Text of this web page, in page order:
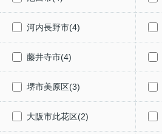
河内長野市(4)
藤井寺市(4)
堺市美原区(3)
大阪市此花区(2)